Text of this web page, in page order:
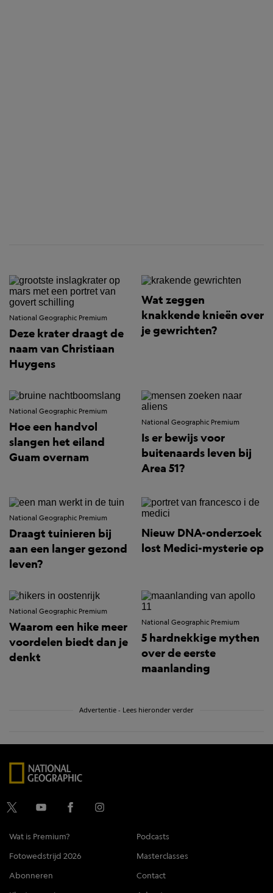
National Geographic Premium
Deze krater draagt de
naam van Christiaan
Huygens
Wat zeggen
knakkende knieën over
je gewrichten?
National Geographic Premium
Hoe een handvol
slangen het eiland
Guam overnam
National Geographic Premium
Is er bewijs voor
buitenaards leven bij
Area 51?
National Geographic Premium
Draagt tuinieren bij
aan een langer gezond
leven?
Nieuw DNA-onderzoek
lost Medici-mysterie op
National Geographic Premium
Waarom een hike meer
voordelen biedt dan je
denkt
National Geographic Premium
5 hardnekkige mythen
over de eerste
maanlanding
Advertentie - Lees hieronder verder
Wat is Premium?
Podcasts
Fotowedstrijd 2026
Masterclasses
Abonneren
Contact